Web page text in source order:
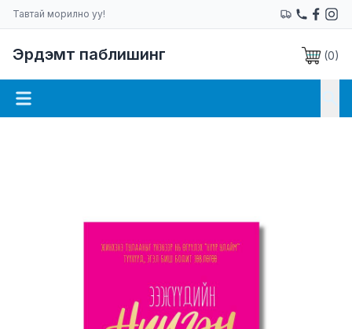
Тавтай морилно уу!
Эрдэмт паблишинг (0)